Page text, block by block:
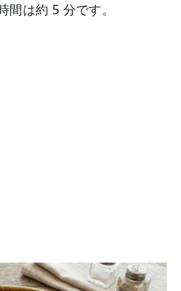
は約 5 分です。